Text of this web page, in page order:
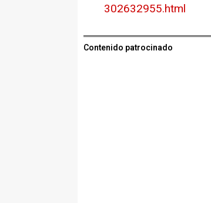
302632955.html
Contenido patrocinado